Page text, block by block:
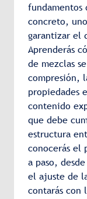
fundamentos
concreto,
garantizar el
Aprenderás
de mezclas
compresión,
propiedades
contenido
que debe
estructura
conocerás el
a paso,
el ajuste de
contarás con